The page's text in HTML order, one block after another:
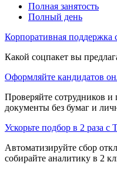
Полная занятость
Полный день
Корпоративная поддержка
Какой соцпакет вы
Оформляйте кандидатов
Проверяйте сотрудников
документы без бумаг и
Ускорьте подбор в 2 раза с
Автоматизируйте сбор
собирайте аналитику в 2